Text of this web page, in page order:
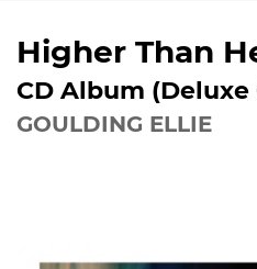
Higher Than
CD Album (Deluxe
GOULDING ELLIE